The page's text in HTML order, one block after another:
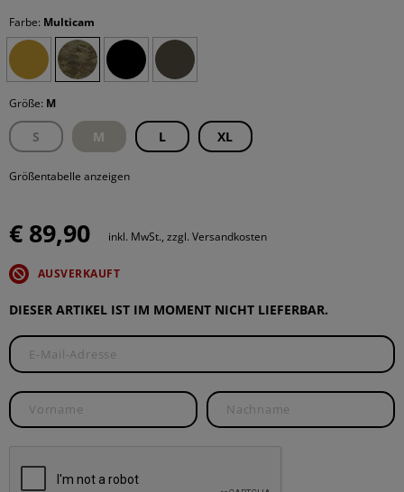
Farbe: Multicam
Größe: M
S M L XL
Größentabelle anzeigen
€ 89,90 inkl. MwSt., zzgl. Versandkosten
AUSVERKAUFT
DIESER ARTIKEL IST IM MOMENT NICHT LIEFERBAR.